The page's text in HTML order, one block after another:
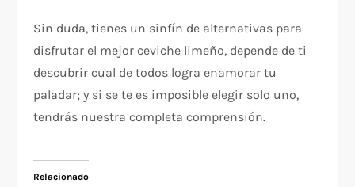
Sin duda, tienes un sinfín de alternativas para
disfrutar el mejor ceviche limeño, depende de ti
descubrir cual de todos logra enamorar tu
paladar; y si se te es imposible elegir solo uno,
tendrás nuestra completa comprensión.
Relacionado